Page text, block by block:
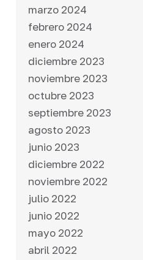
marzo 2024
febrero 2024
enero 2024
diciembre 2023
noviembre 2023
octubre 2023
septiembre 2023
agosto 2023
junio 2023
diciembre 2022
noviembre 2022
julio 2022
junio 2022
mayo 2022
abril 2022